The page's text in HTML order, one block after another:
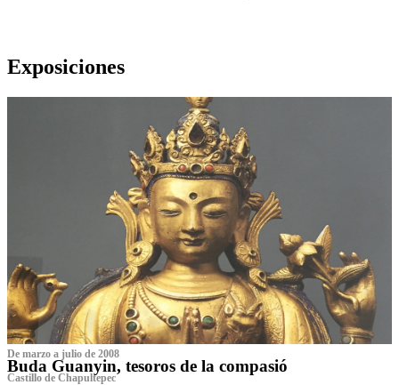
Exposiciones
De marzo a julio de 2008
Buda Guanyin, tesoros de la compasió
Castillo de Chapultepec